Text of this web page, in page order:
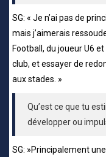
SG: « Je n’ai pas de
mais j’aimerais
Football, du joueur U6
club, et essayer de
aux stades. »
Qu’est ce que tu
développer ou
SG: »Principalement